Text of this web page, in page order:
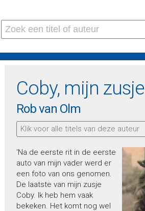
Coby, mijn zusje
Rob van Olm
Klik voor alle titels van deze auteur
'Na de eerste rit in de eerste
auto van mijn vader werd er
een foto van ons genomen.
De laatste van mijn zusje
Coby. Ik heb hem vaak
bekeken. Het komt nog wel